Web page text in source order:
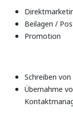
Beilagen /
Promotion
Schreiben
Übernahme